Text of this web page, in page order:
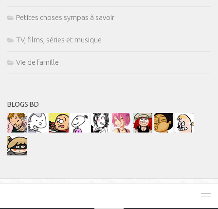
Petites choses sympas à savoir
TV, films, séries et musique
Vie de famille
BLOGS BD